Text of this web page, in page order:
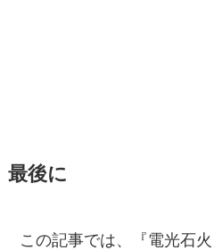
最後に
この記事では、『電光石